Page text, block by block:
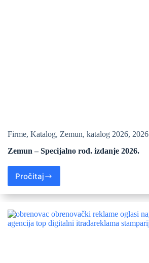
Firme, Katalog, Zemun, katalog 2026, 2026
Zemun – Specijalno rođ. izdanje 2026.
Pročitaj